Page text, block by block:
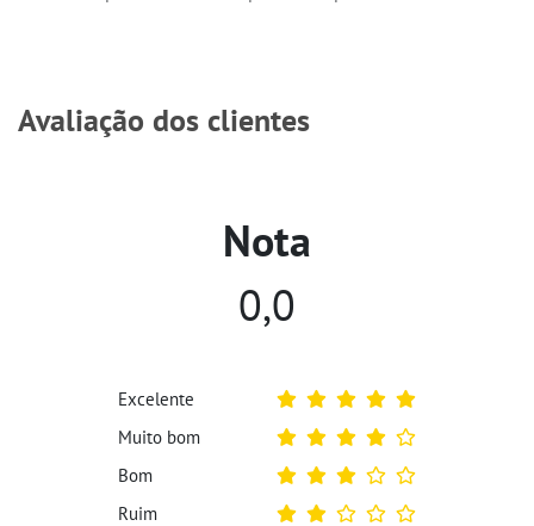
Avaliação dos clientes
Nota
0,0
Excelente
Muito bom
Bom
Ruim